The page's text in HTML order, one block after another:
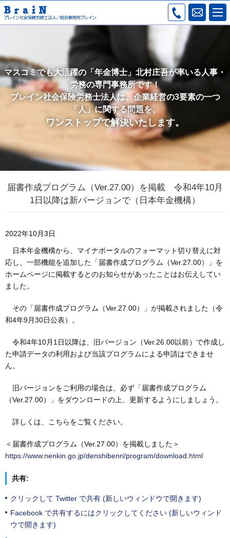
マスコミでも大活躍の「年金博士」北村庄吾が率いる人事・
労務の専門事務所です！
ブレイン社会保険労務士法人は、企業経営の3要素の一つ
「人」に関する問題を、
ワンストップで解決いたします。
届書作成プログラム（Ver.27.00）を掲載 令和4年10月
1日以降は新バージョンで（日本年金機構）
2022年10月3日
日本年金機構から、マイナポータルのフォーマット切り替えに対
応し、一部機能を追加した「届書作成プログラム（Ver.27.00）」を
ホームページに掲載するとのお知らせがあったことはお伝えしてい
ました。
その「届書作成プログラム（Ver.27.00）」が掲載されました（令
和4年9月30日公表）。
令和4年10月1日以降は、旧バージョン（Ver.26.00以前）で作成し
た申請データの利用および当該プログラムによる申請はできませ
ん。
旧バージョンをご利用の場合は、必ず「届書作成プログラム
（Ver.27.00）」をダウンロードの上、更新するようにしましょう。
詳しくは、こちらをご覧ください。
＜届書作成プログラム（Ver.27.00）を掲載しました＞
https://www.nenkin.go.jp/denshibenri/program/download.html
共有:
クリックして Twitter で共有 (新しいウィンドウで開きます)
Facebook で共有するにはクリックしてください (新しいウィンド
ウで開きます)